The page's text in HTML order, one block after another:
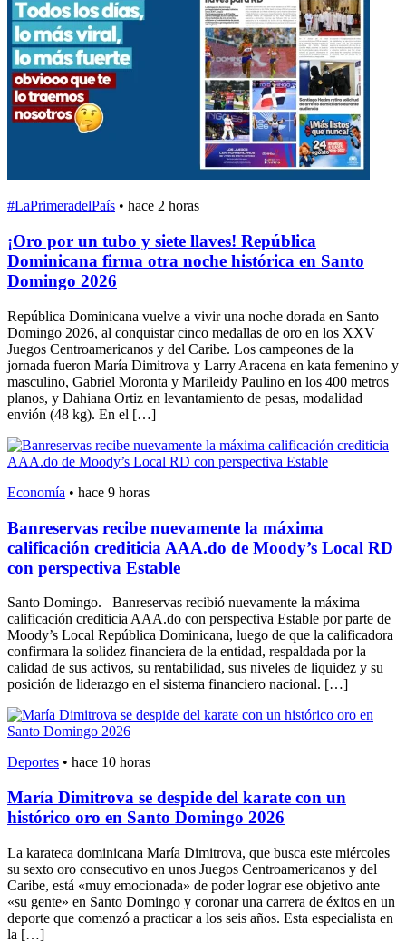
#LaPrimeradelPaís • hace 2 horas
¡Oro por un tubo y siete llaves! República
Dominicana firma otra noche histórica en Santo
Domingo 2026
República Dominicana vuelve a vivir una noche dorada en Santo
Domingo 2026, al conquistar cinco medallas de oro en los XXV
Juegos Centroamericanos y del Caribe. Los campeones de la
jornada fueron María Dimitrova y Larry Aracena en kata femenino y
masculino, Gabriel Moronta y Marileidy Paulino en los 400 metros
planos, y Dahiana Ortiz en levantamiento de pesas, modalidad
envión (48 kg). En el […]
Economía • hace 9 horas
Banreservas recibe nuevamente la máxima
calificación crediticia AAA.do de Moody’s Local RD
con perspectiva Estable
Santo Domingo.– Banreservas recibió nuevamente la máxima
calificación crediticia AAA.do con perspectiva Estable por parte de
Moody’s Local República Dominicana, luego de que la calificadora
confirmara la solidez financiera de la entidad, respaldada por la
calidad de sus activos, su rentabilidad, sus niveles de liquidez y su
posición de liderazgo en el sistema financiero nacional. […]
Deportes • hace 10 horas
María Dimitrova se despide del karate con un
histórico oro en Santo Domingo 2026
La karateca dominicana María Dimitrova, que busca este miércoles
su sexto oro consecutivo en unos Juegos Centroamericanos y del
Caribe, está «muy emocionada» de poder lograr ese objetivo ante
«su gente» en Santo Domingo y coronar una carrera de éxitos en un
deporte que comenzó a practicar a los seis años. Esta especialista en
la […]